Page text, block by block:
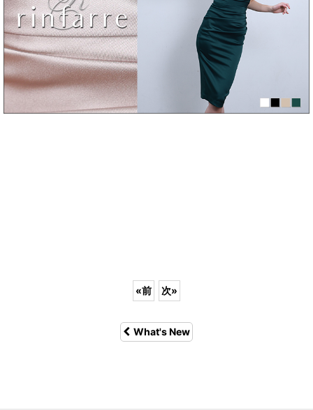
«前 次»
What's New